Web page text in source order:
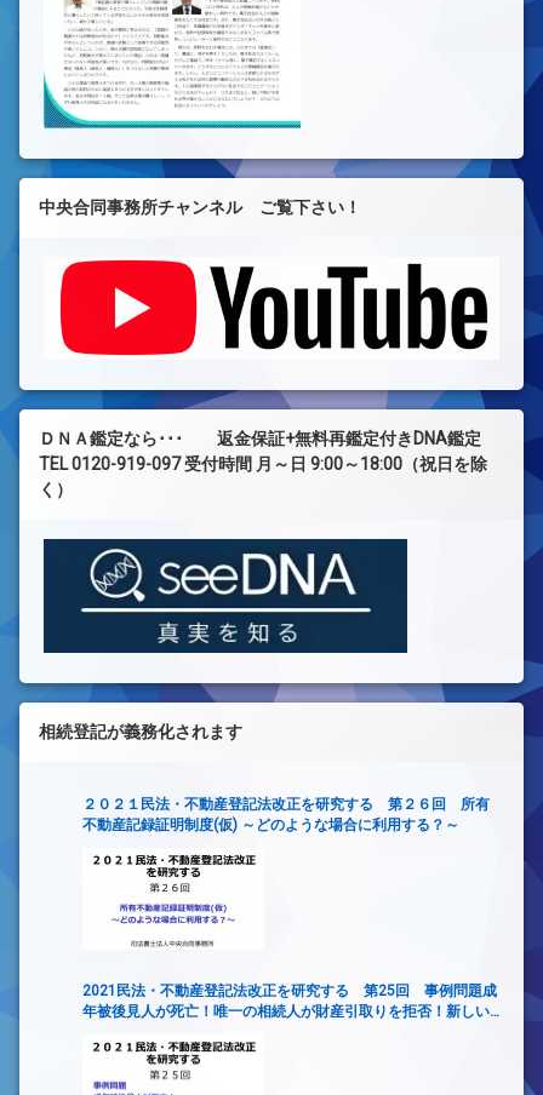
中央合同事務所チャンネル ご覧下さい！
ＤＮＡ鑑定なら･･･ 返金保証+無料再鑑定付きDNA鑑定
TEL 0120-919-097 受付時間 月～日 9:00～18:00（祝日を除
く）
相続登記が義務化されます
２０２１民法・不動産登記法改正を研究する 第２６回 所有
不動産記録証明制度(仮) ～どのような場合に利用する？～
2021民法・不動産登記法改正を研究する 第25回 事例問題成
年被後見人が死亡！唯一の相続人が財産引取りを拒否！新しい